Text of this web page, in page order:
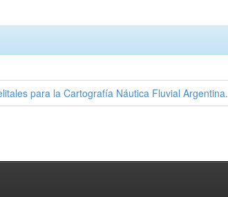
para la Cartografía Náutica Fluvial Argentina.